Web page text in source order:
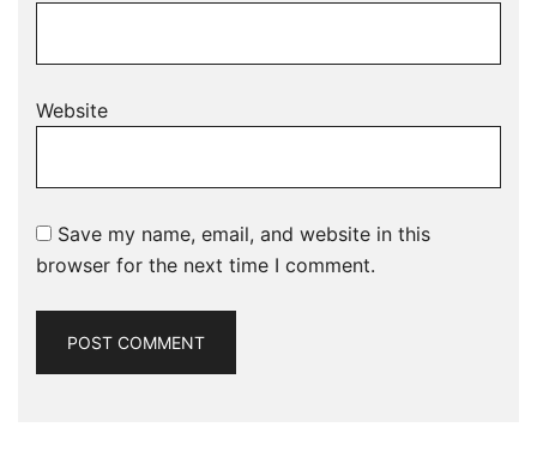
Website
Save my name, email, and website in this
browser for the next time I comment.